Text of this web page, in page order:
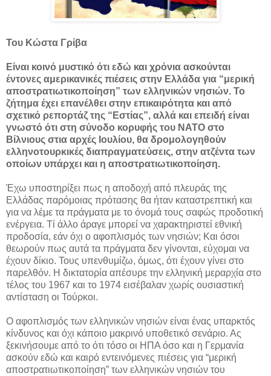
Του Κώστα Γρίβα
Είναι κοινό μυστικό ότι εδώ και χρόνια ασκούνται
έντονες αμερικανικές πιέσεις στην Ελλάδα για “μερική
αποστρατιωτικοποίηση” των ελληνικών νησιών. Το
ζήτημα έχει επανέλθει στην επικαιρότητα και από
σχετικό ρεπορτάζ της “Εστίας”, αλλά και επειδή είναι
γνωστό ότι στη σύνοδο κορυφής του ΝΑΤΟ στο
Βίλνιους στια αρχές Ιουλίου, θα δρομολογηθούν
ελληνοτουρκικές διαπραγματεύσεις, στην ατζέντα των
οποίων υπάρχει και η αποστρατιωτικοποίηση.
Έχω υποστηρίξει πως η αποδοχή από πλευράς της
Ελλάδας παρόμοιας πρότασης θα ήταν καταστρεπτική και
για να λέμε τα πράγματα με το όνομά τους σαφώς προδοτική
ενέργεια. Τί άλλο άραγε μπορεί να χαρακτηριστεί εθνική
προδοσία, εάν όχι ο αφοπλισμός των νησιών; Και όσοι
θεωρούν πως αυτά τα πράγματα δεν γίνονται, εύχομαι να
έχουν δίκιο. Τους υπενθυμίζω, όμως, ότι έχουν γίνει στο
παρελθόν. Η δικτατορία απέσυρε την ελληνική μεραρχία στο
τέλος του 1967 και το 1974 εισέβαλαν χωρίς ουσιαστική
αντίσταση οι Τούρκοι.
Ο αφοπλισμός των ελληνικών νησιών είναι ένας υπαρκτός
κίνδυνος και όχι κάποιο μακρινό υποθετικό σενάριο. Ας
ξεκινήσουμε από το ότι τόσο οι ΗΠΑ όσο και η Γερμανία
ασκούν εδώ και καιρό εντεινόμενες πιέσεις για “μερική
αποστρατιωτικοποίηση” των ελληνικών νησιών του